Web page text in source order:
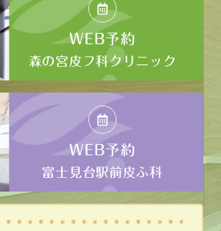
WEB予約
森の宮皮フ科クリニック
WEB予約
富士見台駅前皮ふ科